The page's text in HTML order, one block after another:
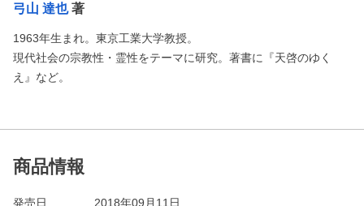
弓山 達也著
1963年生まれ。東京工業大学教授。
現代社会の宗教性・霊性をテーマに研究。著書に『天啓のゆく
え』など。
商品情報
発売日
2018年09月11日